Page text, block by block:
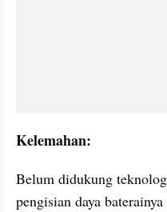
Kelemahan:
Belum didukung
pengisian daya